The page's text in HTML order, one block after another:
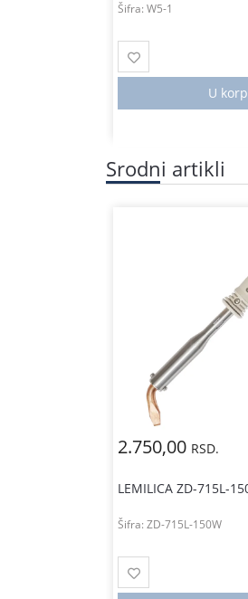
Šifra:W5-1
U
Srodni artikli
2.750,00 RSD.
LEMILICA ZD-715L-
Šifra:ZD-715L-150W